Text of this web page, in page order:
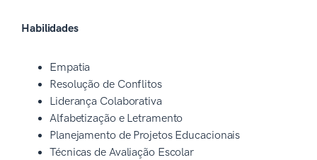
Habilidades
Empatia
Resolução de Conflitos
Liderança Colaborativa
Alfabetização e Letramento
Planejamento de Projetos Educacionais
Técnicas de Avaliação Escolar